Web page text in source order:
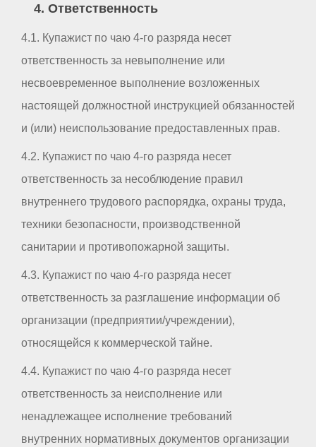
4. Ответственность
4.1. Купажист по чаю 4-го разряда несет
ответственность за невыполнение или
несвоевременное выполнение возложенных
настоящей должностной инструкцией обязанностей
и (или) неиспользование предоставленных прав.
4.2. Купажист по чаю 4-го разряда несет
ответственность за несоблюдение правил
внутреннего трудового распорядка, охраны труда,
техники безопасности, производственной
санитарии и противопожарной защиты.
4.3. Купажист по чаю 4-го разряда несет
ответственность за разглашение информации об
организации (предприятии/учреждении),
относящейся к коммерческой тайне.
4.4. Купажист по чаю 4-го разряда несет
ответственность за неисполнение или
ненадлежащее исполнение требований
внутренних нормативных документов организации